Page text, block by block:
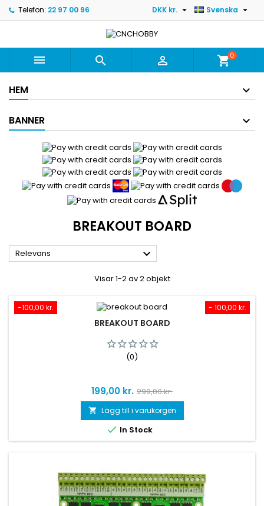
Telefon: 22 97 00 96 Svenska 
DKK kr. 
   shopping_cart0
HEM
BANNER
BREAKOUT BOARD
Relevans 
Visar 1-2 av 2 objekt
- 100,00 kr.
-100,00 kr.
BREAKOUT BOARD
(0)
Pris
199,00 kr. Baspris
299,00 kr.
 Lägg till i varukorgen
 In Stock